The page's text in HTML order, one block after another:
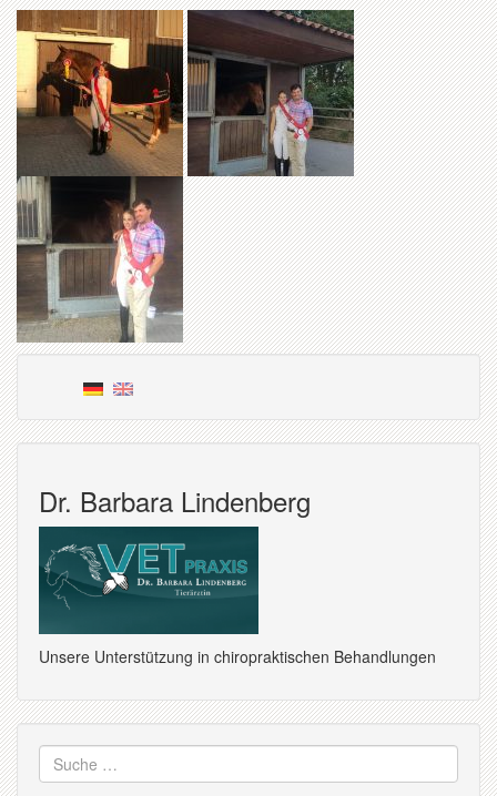
Dr. Barbara Lindenberg
Unsere Unterstützung in chiropraktischen Behandlungen
Suche
nach: